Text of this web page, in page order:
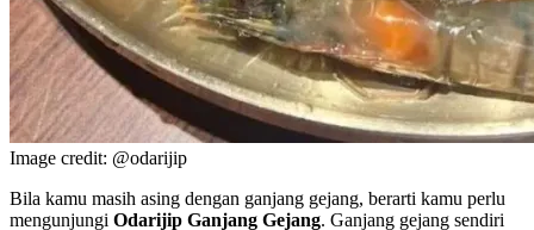
Image credit: @odarijip
Bila kamu masih asing dengan ganjang gejang, berarti kamu perlu
mengunjungi Odarijip Ganjang Gejang. Ganjang gejang sendiri